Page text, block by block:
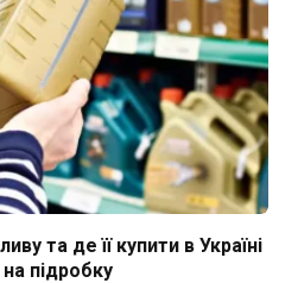
та де її купити в Україні
підробку